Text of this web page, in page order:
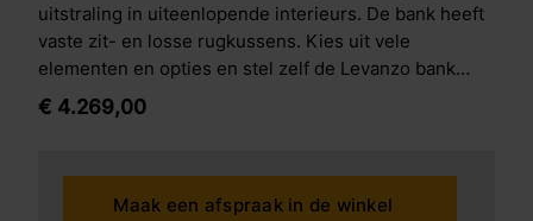
uitstraling in uiteenlopende interieurs. De bank heeft
vaste zit- en losse rugkussens. Kies uit vele
elementen en opties en stel zelf de Levanzo bank
samen, die volledig aansluit bij al jouw woon- en
comfortwensen.
€ 4.269,00
Maak een afspraak in de winkel